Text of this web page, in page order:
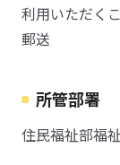
利用いただく
郵送
所管部署
住民福祉部福